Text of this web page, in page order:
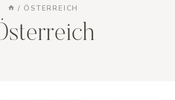
/ ÖSTERREICH